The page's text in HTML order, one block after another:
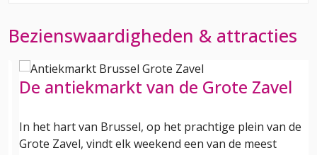
Bezienswaardigheden & attracties
De antiekmarkt van de Grote Zavel
In het hart van Brussel, op het prachtige plein van de
Grote Zavel, vindt elk weekend een van de meest